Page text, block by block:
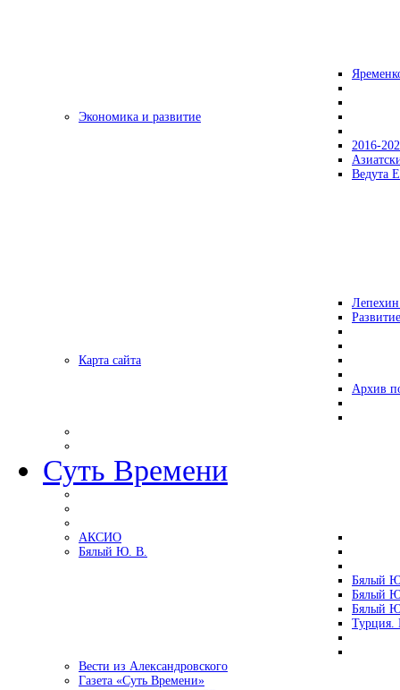
Экономика и развитие
2016-
Ведута
Карта сайта
Архив
Суть Времени
АКСИО
Бялый Ю. В.
Бялый
Бялый
Бялый
Турция.
Вести из Александровского
Газета «Суть Времени»